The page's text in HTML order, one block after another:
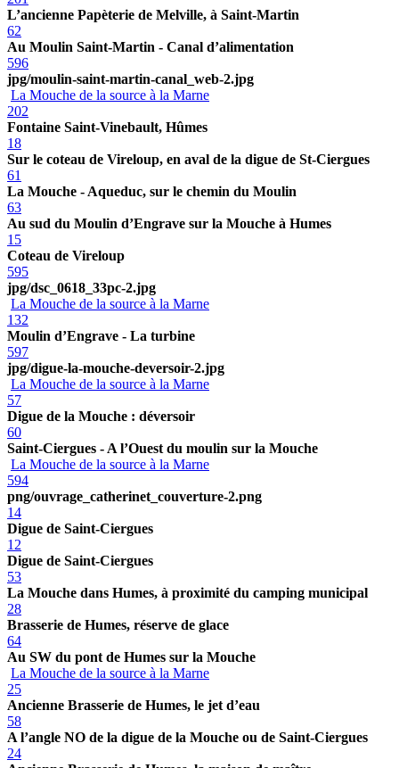
L’ancienne Papèterie de Melville, à Saint-Martin
62
Au Moulin Saint-Martin - Canal d’alimentation
596
jpg/moulin-saint-martin-canal_web-2.jpg
La Mouche de la source à la Marne
202
Fontaine Saint-Vinebault, Hûmes
18
Sur le coteau de Vireloup, en aval de la digue de St-Ciergues
61
La Mouche - Aqueduc, sur le chemin du Moulin
63
Au sud du Moulin d’Engrave sur la Mouche à Humes
15
Coteau de Vireloup
595
jpg/dsc_0618_33pc-2.jpg
La Mouche de la source à la Marne
132
Moulin d’Engrave - La turbine
597
jpg/digue-la-mouche-deversoir-2.jpg
La Mouche de la source à la Marne
57
Digue de la Mouche : déversoir
60
Saint-Ciergues - A l’Ouest du moulin sur la Mouche
La Mouche de la source à la Marne
594
png/ouvrage_catherinet_couverture-2.png
14
Digue de Saint-Ciergues
12
Digue de Saint-Ciergues
53
La Mouche dans Humes, à proximité du camping municipal
28
Brasserie de Humes, réserve de glace
64
Au SW du pont de Humes sur la Mouche
La Mouche de la source à la Marne
25
Ancienne Brasserie de Humes, le jet d’eau
58
A l’angle NO de la digue de la Mouche ou de Saint-Ciergues
24